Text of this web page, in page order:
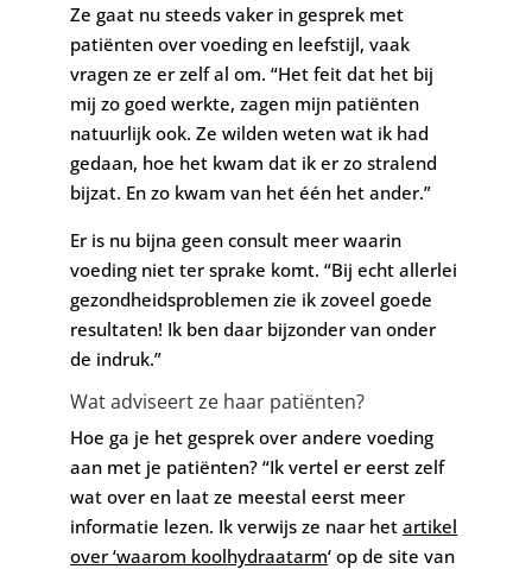
Ze gaat nu steeds vaker in gesprek met
patiënten over voeding en leefstijl, vaak
vragen ze er zelf al om. “Het feit dat het bij
mij zo goed werkte, zagen mijn patiënten
natuurlijk ook. Ze wilden weten wat ik had
gedaan, hoe het kwam dat ik er zo stralend
bijzat. En zo kwam van het één het ander.”
Er is nu bijna geen consult meer waarin
voeding niet ter sprake komt. “Bij echt allerlei
gezondheidsproblemen zie ik zoveel goede
resultaten! Ik ben daar bijzonder van onder
de indruk.”
Wat adviseert ze haar patiënten?
Hoe ga je het gesprek over andere voeding
aan met je patiënten? “Ik vertel er eerst zelf
wat over en laat ze meestal eerst meer
informatie lezen. Ik verwijs ze naar hetartikel
over ‘waarom koolhydraatarm‘ op de site van